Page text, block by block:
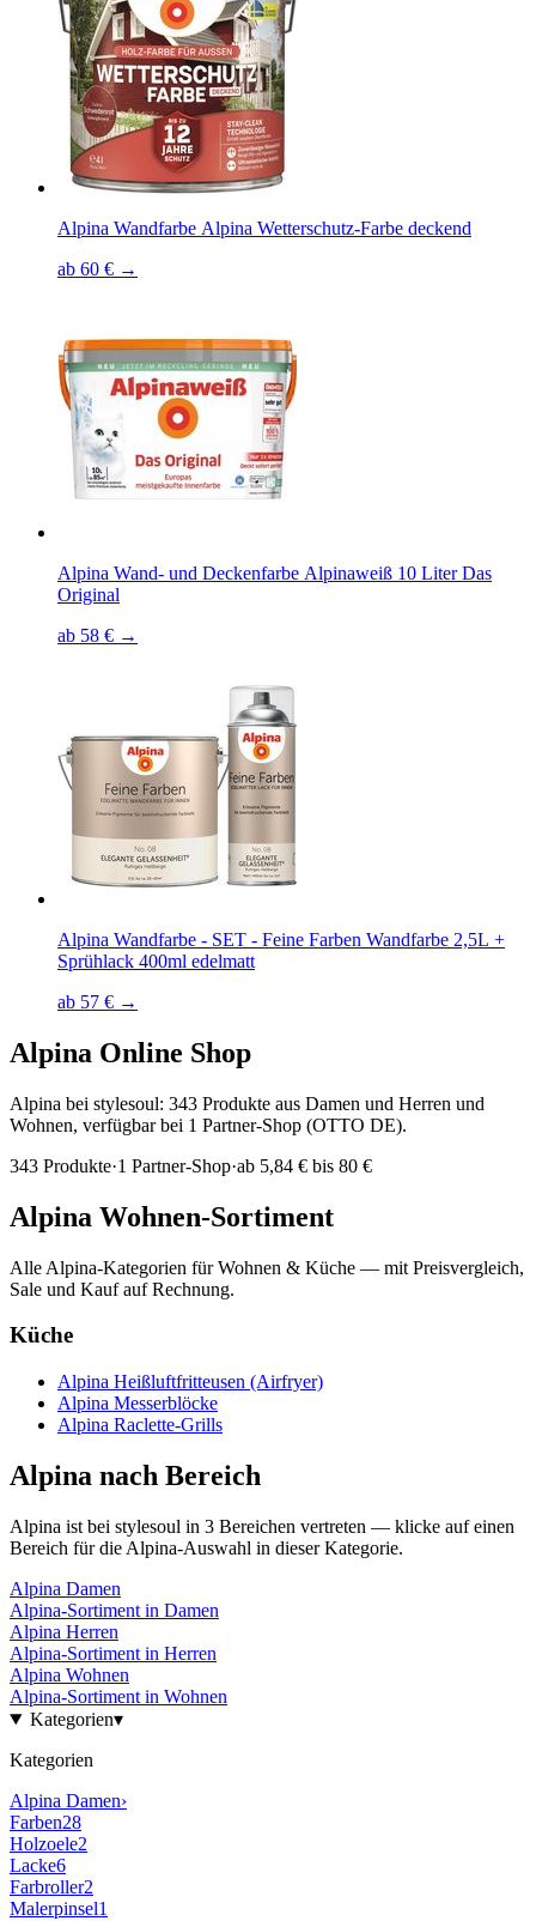
Alpina Wandfarbe Alpina Wetterschutz-Farbe deckend
ab 60 € →
Alpina Wand- und Deckenfarbe Alpinaweiß 10 Liter Das
Original
ab 58 € →
Alpina Wandfarbe - SET - Feine Farben Wandfarbe 2,5L +
Sprühlack 400ml edelmatt
ab 57 € →
Alpina Online Shop
Alpina bei stylesoul: 343 Produkte aus Damen und Herren und
Wohnen, verfügbar bei 1 Partner-Shop (OTTO DE).
343 Produkte·1 Partner-Shop·ab 5,84 € bis 80 €
Alpina Wohnen-Sortiment
Alle Alpina-Kategorien für Wohnen & Küche — mit Preisvergleich,
Sale und Kauf auf Rechnung.
Küche
Alpina Heißluftfritteusen (Airfryer)
Alpina Messerblöcke
Alpina Raclette-Grills
Alpina nach Bereich
Alpina ist bei stylesoul in 3 Bereichen vertreten — klicke auf einen
Bereich für die Alpina-Auswahl in dieser Kategorie.
Alpina Damen
Alpina-Sortiment in Damen
Alpina Herren
Alpina-Sortiment in Herren
Alpina Wohnen
Alpina-Sortiment in Wohnen
Kategorien▾
Kategorien
Alpina Damen›
Farben28
Holzoele2
Lacke6
Farbroller2
Malerpinsel1